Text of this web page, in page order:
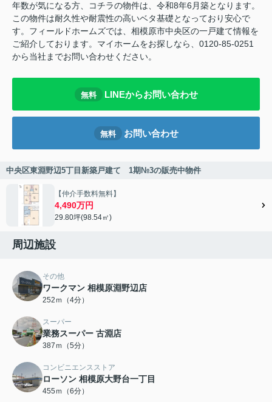
年数が気になる方、コチラの物件は、令和8年6月築となります。
この物件は耐久性や耐震性の高いベタ基礎となっており安心で
す。フィールドホームズでは、相模原市中央区の一戸建て情報を
ご紹介しております。マイホームをお探しなら、0120-85-0251
から当社までお問い合わせください。
無料 LINEからお問い合わせ
無料 お問い合わせ
中央区東淵野辺5丁目新築戸建て 1期№3の販売中物件
【仲介手数料無料】
4,490万円
29.80坪(98.54㎡)
周辺施設
その他
ワークマン 相模原淵野辺店
252ｍ（4分）
スーパー
業務スーパー 古淵店
387ｍ（5分）
コンビニエンスストア
ローソン 相模原大野台一丁目
455ｍ（6分）